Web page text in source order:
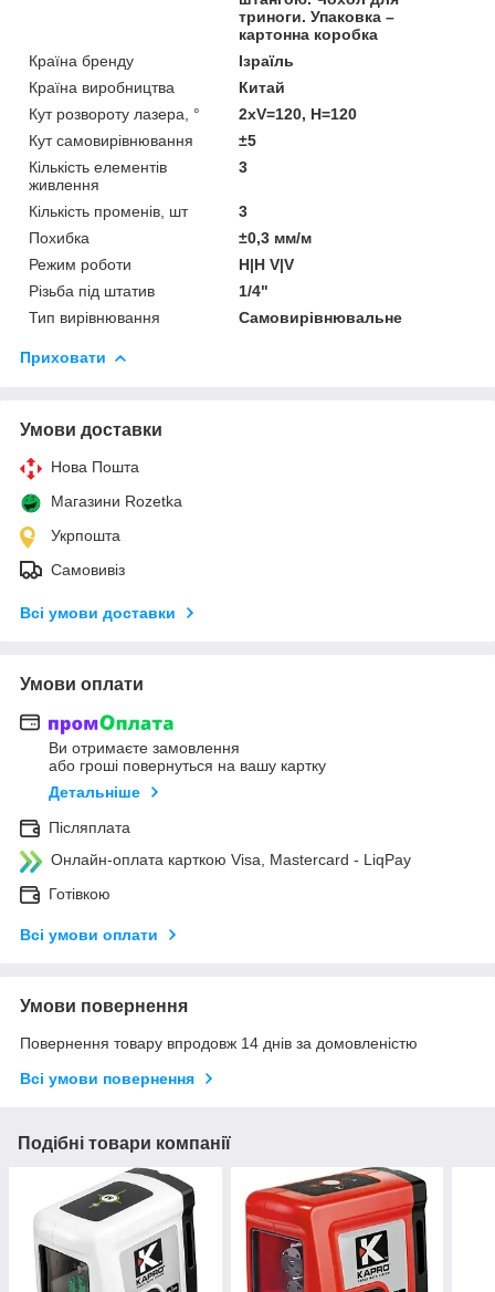
триноги. Упаковка –
картонна коробка
Країна бренду
Ізраїль
Країна виробництва
Китай
Кут розвороту лазера, °
2хV=120, H=120
Кут самовирівнювання
±5
Кількість елементів
живлення
3
Кількість променів, шт
3
Похибка
±0,3 мм/м
Режим роботи
H|H V|V
Різьба під штатив
1/4"
Тип вирівнювання
Самовирівнювальне
Приховати
Умови доставки
Нова Пошта
Магазини Rozetka
Укрпошта
Самовивіз
Всі умови доставки
Умови оплати
Ви отримаєте замовлення
або гроші повернуться на вашу картку
Детальніше
Післяплата
Онлайн-оплата карткою Visa, Mastercard - LiqPay
Готівкою
Всі умови оплати
Умови повернення
Повернення товару впродовж 14 днів за домовленістю
Всі умови повернення
Подібні товари компанії